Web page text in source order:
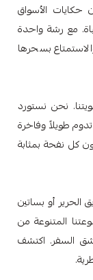
الأسواق
مع رشة واحدة
بسحرها
نحن نستورد
طويلاً وفاخرة
كل نفحة بمثابة
الحرير أو بساتين
المتنوعة من
السفر. اكتشف